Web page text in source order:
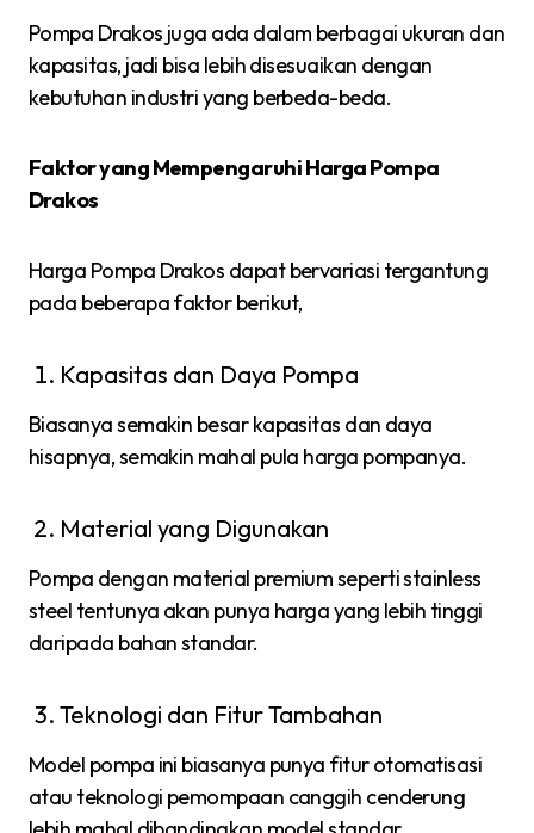
Pompa Drakos juga ada dalam berbagai ukuran dan
kapasitas, jadi bisa lebih disesuaikan dengan
kebutuhan industri yang berbeda-beda.
Faktor yang Mempengaruhi Harga Pompa
Drakos
Harga Pompa Drakos dapat bervariasi tergantung
pada beberapa faktor berikut,
Kapasitas dan Daya Pompa
Biasanya semakin besar kapasitas dan daya
hisapnya, semakin mahal pula harga pompanya.
Material yang Digunakan
Pompa dengan material premium seperti stainless
steel tentunya akan punya harga yang lebih tinggi
daripada bahan standar.
Teknologi dan Fitur Tambahan
Model pompa ini biasanya punya fitur otomatisasi
atau teknologi pemompaan canggih cenderung